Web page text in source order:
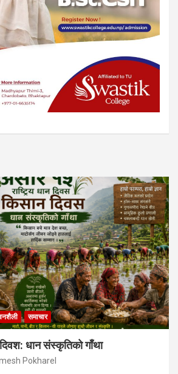
समाचार
धान संस्कृतिको गाँथा
Pokharel